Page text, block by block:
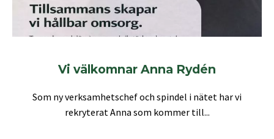
Vi välkomnar Anna Rydén
Som ny verksamhetschef och spindel i nätet har vi
rekryterat Anna som kommer till...